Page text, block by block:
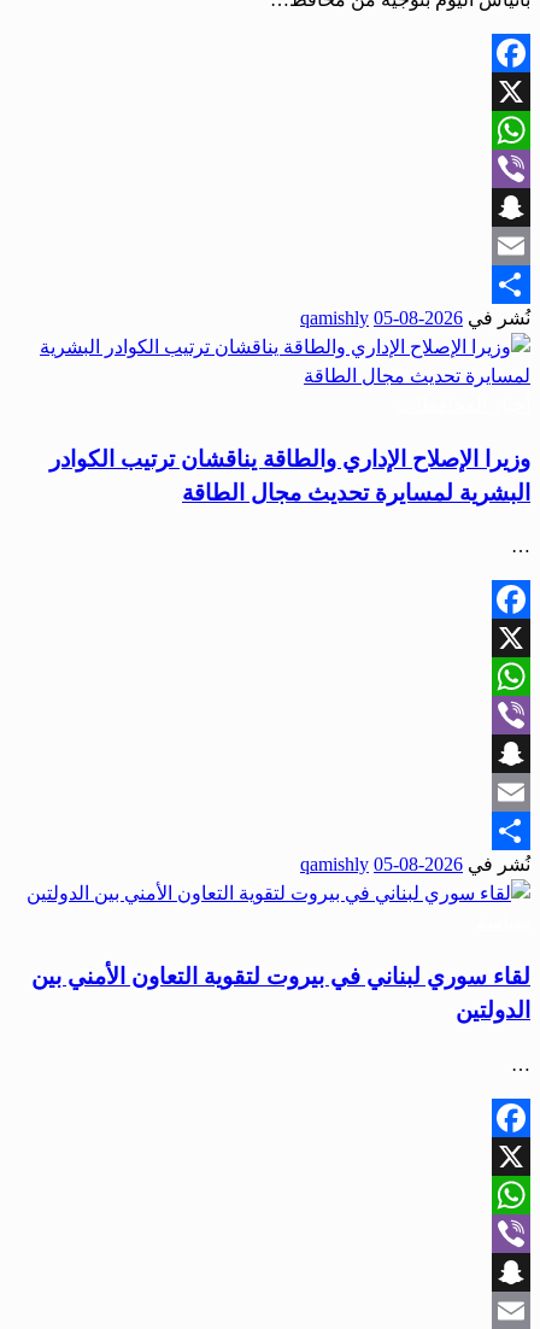
Facebook
X
WhatsApp
Viber
Snapchat
Email
Share
نُشر في 2026-08-05
qamishly
وزيرا الإصلاح الإداري والطاقة يناقشان ترتيب الكوادر
البشرية لمسايرة تحديث مجال الطاقة
…
Facebook
X
WhatsApp
Viber
Snapchat
Email
Share
نُشر في 2026-08-05
qamishly
لقاء سوري لبناني في بيروت لتقوية التعاون الأمني بين
الدولتين
…
Facebook
X
WhatsApp
Viber
Snapchat